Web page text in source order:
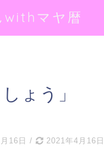
withマヤ暦
ょう」
16日 / 2021年4月16日